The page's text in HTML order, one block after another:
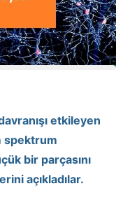
etkileyen
spektrum
bir parçasını
açıkladılar.